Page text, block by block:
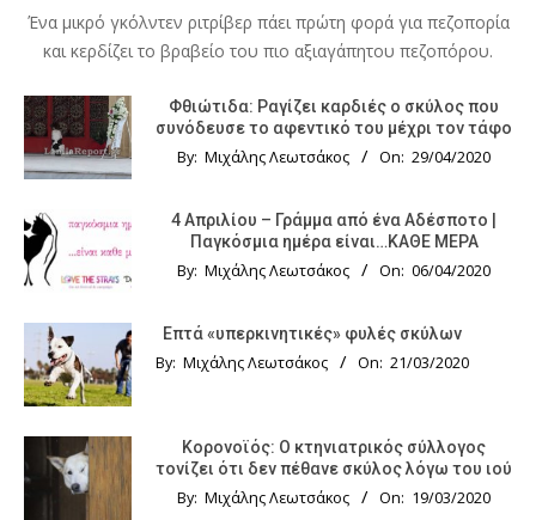
Ένα μικρό γκόλντεν ριτρίβερ πάει πρώτη φορά για πεζοπορία
και κερδίζει το βραβείο του πιο αξιαγάπητου πεζοπόρου.
Φθιώτιδα: Ραγίζει καρδιές ο σκύλος που
συνόδευσε το αφεντικό του μέχρι τον τάφο
By: Μιχάλης Λεωτσάκος On: 29/04/2020
4 Απριλίου – Γράμμα από ένα Αδέσποτο |
Παγκόσμια ημέρα είναι…ΚΑΘΕ ΜΕΡΑ
By: Μιχάλης Λεωτσάκος On: 06/04/2020
Επτά «υπερκινητικές» φυλές σκύλων
By: Μιχάλης Λεωτσάκος On: 21/03/2020
Κορονοϊός: Ο κτηνιατρικός σύλλογος
τονίζει ότι δεν πέθανε σκύλος λόγω του ιού
By: Μιχάλης Λεωτσάκος On: 19/03/2020